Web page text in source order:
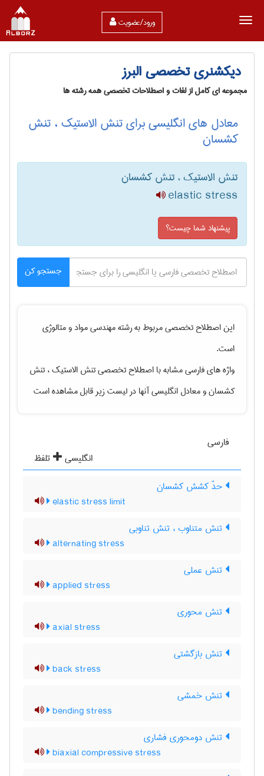
ورود/عضویت
دیکشنری تخصصی البرز
مجموعه ای کامل از لغات و اصطلاحات تخصصی همه رشته ها
معادل های انگلیسی برای تنش الاستیک ، تنش
کشسان
تنش الاستیک ، تنش کشسان
elastic stress
پیشنهاد شما چیست؟
جستجو کن
این اصطلاح تخصصی مربوط به رشتهمهندسی مواد و متالوژی
است.
واژه های فارسی مشابه با اصطلاح تخصصیتنش الاستیک ، تنش
کشسانو معادل انگلیسی آنها در لیست زیر قابل مشاهده است
فارسی
انگلیسی
تلفظ
حدّ کشش کشسان
elastic stress limit
تنش متناوب ، تنش تناوبی
alternating stress
تنش عملی
applied stress
تنش محوری
axial stress
تنش بازگشتی
back stress
تنش خمشی
bending stress
تنش دومحوری فشاری
biaxial compressive stress